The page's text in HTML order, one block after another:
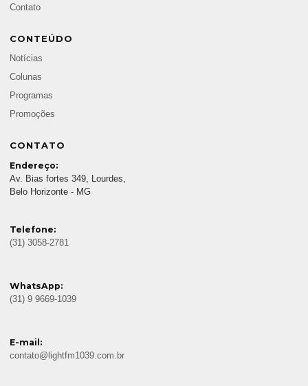
Contato
CONTEÚDO
Notícias
Colunas
Programas
Promoções
CONTATO
Endereço:
Av. Bias fortes 349, Lourdes,
Belo Horizonte - MG
Telefone:
(31) 3058-2781
WhatsApp:
(31) 9 9669-1039
E-mail:
contato@lightfm1039.com.br